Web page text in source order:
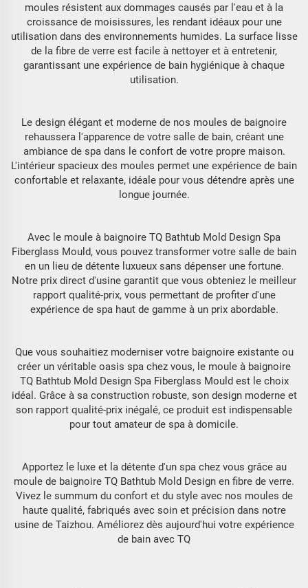
moules résistent aux dommages causés par l'eau et à la
croissance de moisissures, les rendant idéaux pour une
utilisation dans des environnements humides. La surface lisse
de la fibre de verre est facile à nettoyer et à entretenir,
garantissant une expérience de bain hygiénique à chaque
utilisation.
Le design élégant et moderne de nos moules de baignoire
rehaussera l'apparence de votre salle de bain, créant une
ambiance de spa dans le confort de votre propre maison.
L'intérieur spacieux des moules permet une expérience de bain
confortable et relaxante, idéale pour vous détendre après une
longue journée.
Avec le moule à baignoire TQ Bathtub Mold Design Spa
Fiberglass Mould, vous pouvez transformer votre salle de bain
en un lieu de détente luxueux sans dépenser une fortune.
Notre prix direct d'usine garantit que vous obteniez le meilleur
rapport qualité-prix, vous permettant de profiter d'une
expérience de spa haut de gamme à un prix abordable.
Que vous souhaitiez moderniser votre baignoire existante ou
créer un véritable oasis spa chez vous, le moule à baignoire
TQ Bathtub Mold Design Spa Fiberglass Mould est le choix
idéal. Grâce à sa construction robuste, son design moderne et
son rapport qualité-prix inégalé, ce produit est indispensable
pour tout amateur de spa à domicile.
Apportez le luxe et la détente d'un spa chez vous grâce au
moule de baignoire TQ Bathtub Mold Design en fibre de verre.
Vivez le summum du confort et du style avec nos moules de
haute qualité, fabriqués avec soin et précision dans notre
usine de Taizhou. Améliorez dès aujourd'hui votre expérience
de bain avec TQ